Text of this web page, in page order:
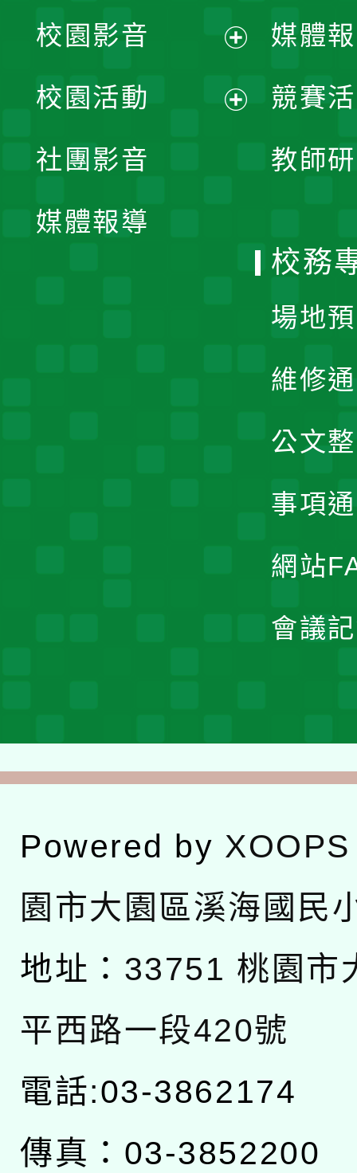
媒體
競賽
教師
校園影音
開
校園活動
社團影音
媒體報導
校務
場地
維修
公文
事項
網站
會議
Powered by XOOPS
園市大園區溪海國民
地址： 33751 桃園市
平西路一段420號
電話:03-3862174
傳真：03-3852200